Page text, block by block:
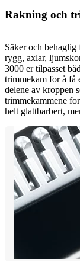
Rakning och
Säker och
rygg, axlar,
3000 er tilpasset
trimmekam for å få
delene av kroppen
trimmekammene
helt glattbarbert,